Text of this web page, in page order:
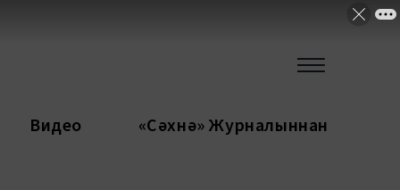
Видео «Сәхнә» Журналыннан